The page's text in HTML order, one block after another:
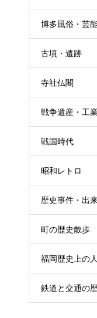
博多風俗・芸
古墳・遺跡
寺社仏閣
戦争遺産・工
戦国時代
昭和レトロ
歴史事件・出
町の歴史散歩
福岡歴史上の
鉄道と交通の